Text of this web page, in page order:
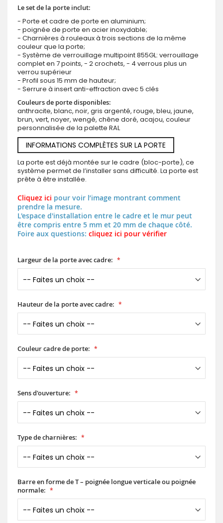
Le set de la porte inclut:
- Porte et cadre de porte en aluminium;
- poignée de porte en acier inoxydable;
- Charnières à rouleaux à trois sections de la même
couleur que la porte;
- Système de verrouillage multipoint 855GL: verrouillage
complet en 7 points, - 2 crochets, - 4 verrous plus un
verrou supérieur
- Profil sous 15 mm de hauteur;
- Serrure à insert anti-effraction avec 5 clés
Couleurs de porte disponibles:
anthracite, blanc, noir, gris argenté, rouge, bleu, jaune,
brun, vert, noyer, wengé, chêne doré, acajou, couleur
personnalisée de la palette RAL
INFORMATIONS COMPLÈTES SUR LA PORTE
La porte est déjà montée sur le cadre (bloc-porte), ce
système permet de l’installer sans difficulté. La porte est
prête à être installée.
Cliquez ici pour voir l’image montrant comment
prendre la mesure.
L'espace d'installation entre le cadre et le mur peut
être compris entre 5 mm et 20 mm de chaque côté.
Foire aux questions: cliquez ici pour vérifier
Largeur de la porte avec cadre:
Hauteur de la porte avec cadre:
Couleur cadre de porte:
Sens d'ouverture:
Type de charnières:
Barre en forme de T – poignée longue verticale ou poignée
normale: